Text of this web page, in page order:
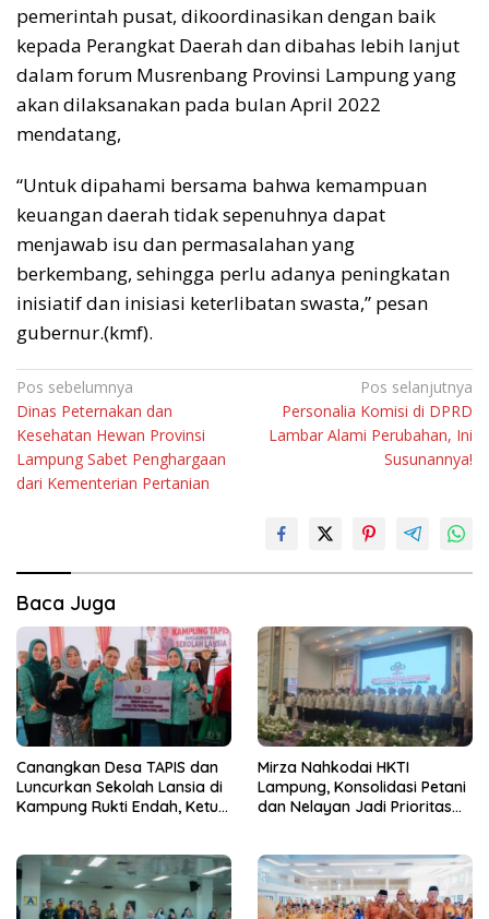
pemerintah pusat, dikoordinasikan dengan baik
kepada Perangkat Daerah dan dibahas lebih lanjut
dalam forum Musrenbang Provinsi Lampung yang
akan dilaksanakan pada bulan April 2022
mendatang,
“Untuk dipahami bersama bahwa kemampuan
keuangan daerah tidak sepenuhnya dapat
menjawab isu dan permasalahan yang
berkembang, sehingga perlu adanya peningkatan
inisiatif dan inisiasi keterlibatan swasta,” pesan
gubernur.(kmf).
Navigasi
pos
Pos sebelumnya
Dinas Peternakan dan
Kesehatan Hewan Provinsi
Lampung Sabet Penghargaan
dari Kementerian Pertanian
Pos selanjutnya
Personalia Komisi di DPRD
Lambar Alami Perubahan, Ini
Susunannya!
Baca Juga
Canangkan Desa TAPIS dan
Luncurkan Sekolah Lansia di
Kampung Rukti Endah, Ketua
dari Desa
Mirza Nahkodai HKTI
Lampung, Konsolidasi Petani
dan Nelayan Jadi Prioritas